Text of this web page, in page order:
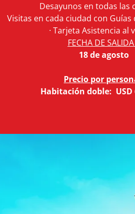
Desayunos en todas las
Visitas en cada ciudad con Guías
· Tarjeta Asistencia al
FECHA DE
18 de agosto
Precio por
Habitación doble: USD